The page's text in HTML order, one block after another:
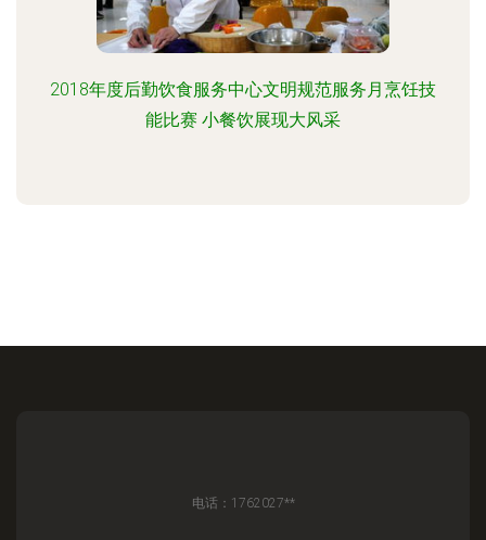
2018年度后勤饮食服务中心文明规范服务月烹饪技
能比赛 小餐饮展现大风采
电话：1762027**